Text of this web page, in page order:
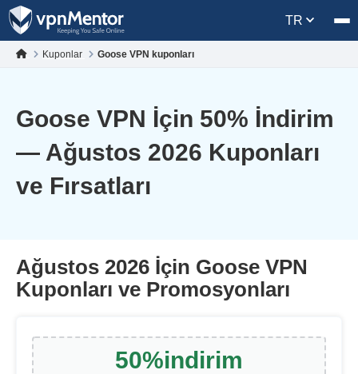
TR
Kuponlar Goose VPN kuponları
Goose VPN İçin 50% İndirim
— Ağustos 2026 Kuponları
ve Fırsatları
Ağustos 2026 İçin Goose VPN
Kuponları ve Promosyonları
50%i̇ndirim